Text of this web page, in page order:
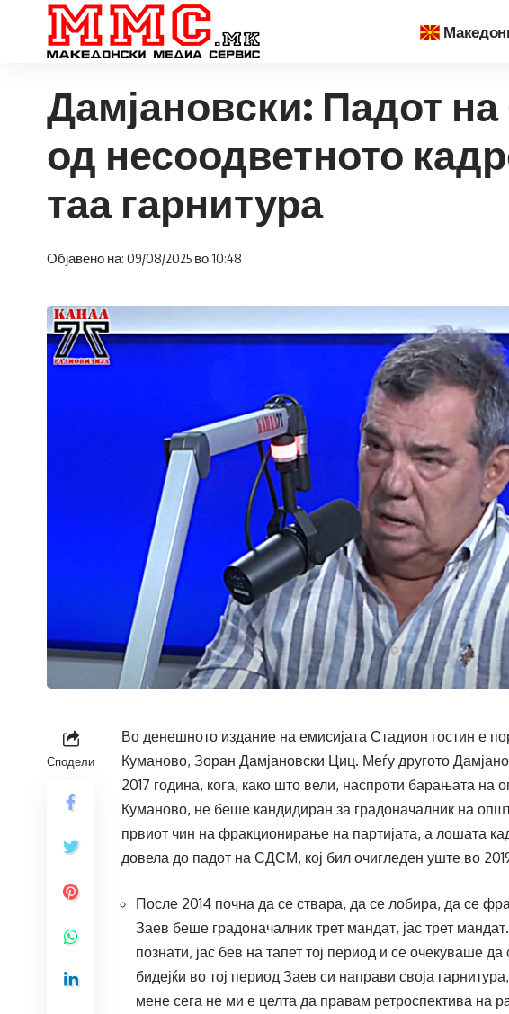
Дамјановски: Падот
од несоодветното
таа гарнитура
Објавено на: 09/08/2025 во 10:48
Сподели
Во денешното издание на емисијата Стадион гостин е
Куманово, Зоран Дамјановски Циц. Меѓу другото
2017 година, кога, како што вели, наспроти барањата на
Куманово, не беше кандидиран за градоначалник на
првиот чин на фракционирање на партијата, а лошата
довела до падот на СДСМ, кој бил очигледен уште во
После 2014 почна да се ствара, да се лобира, да се
Заев беше градоначалник трет мандат, јас трет
познати, јас бев на тапет тој период и се очекуваше
бидејќи во тој период Заев си направи своја
мене сега не ми е целта да правам ретроспектива на